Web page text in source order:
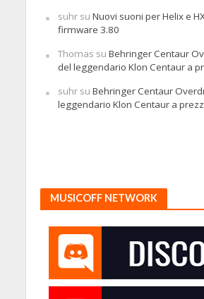
suhrsu Nuovi suoni per Helix e
firmware 3.80
Thomas su Behringer Centaur
del leggendario Klon Centaur a
suhrsu Behringer Centaur
leggendario Klon Centaur a
MUSICOFF NETWORK